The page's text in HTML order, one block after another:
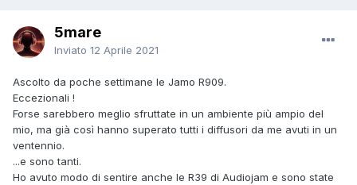
5mare
Inviato 12 Aprile 2021
Ascolto da poche settimane le Jamo R909.
Eccezionali !
Forse sarebbero meglio sfruttate in un ambiente più ampio del
mio, ma già così hanno superato tutti i diffusori da me avuti in un
ventennio.
...e sono tanti.
Ho avuto modo di sentire anche le R39 di Audiojam e sono state